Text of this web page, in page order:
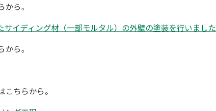
ら。
サイディング材（一部モルタル）の外壁の塗装を行いました
ら。
ちらから。